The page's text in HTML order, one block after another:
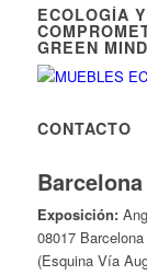
ECOLOGÍA
GREEN MIND
CONTACTO
Barcelona
Exposición:
08017
(Esquina Vía